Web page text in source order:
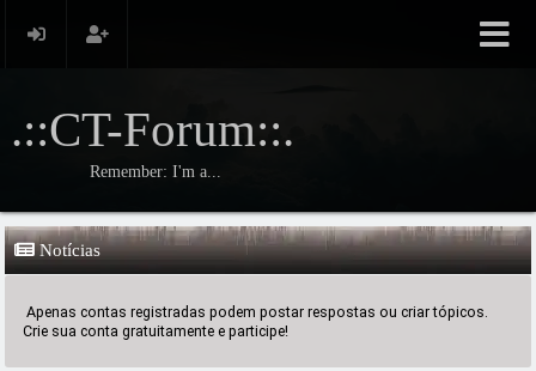
.::CT-Forum::.
Remember: I'm a...
Notícias
Apenas contas registradas podem postar respostas ou criar tópicos.
Crie sua conta gratuitamente e participe!